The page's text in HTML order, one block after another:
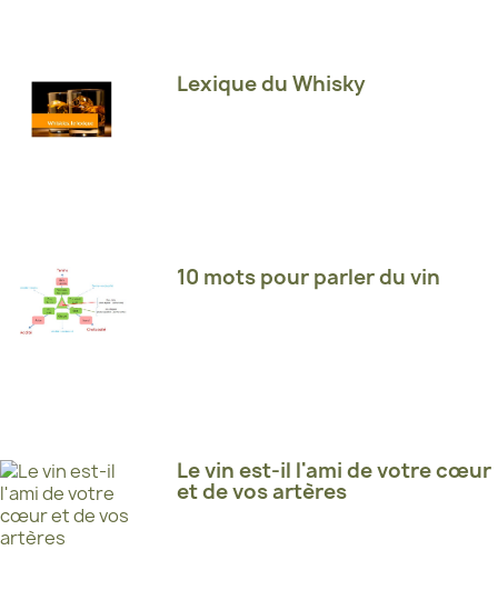
Lexique du Whisky
10 mots pour parler du vin
Le vin est-il l'ami de votre cœur
et de vos artères